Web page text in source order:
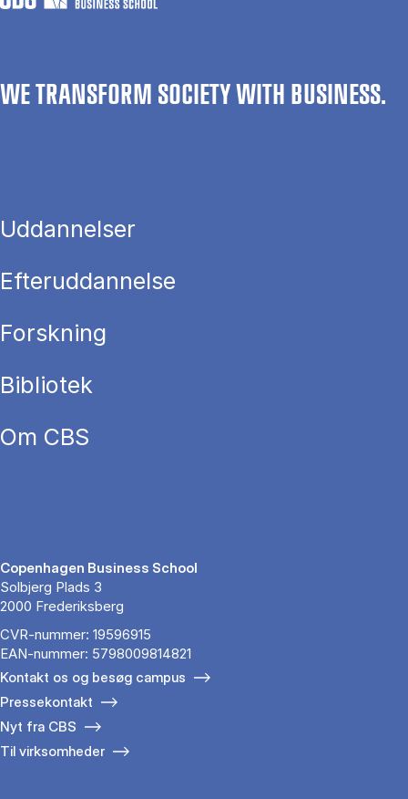
WE TRANSFORM SOCIETY WITH BUSINESS.
Uddannelser
Efteruddannelse
Forskning
Bibliotek
Om CBS
Copenhagen Business School
Solbjerg Plads 3
2000 Frederiksberg
CVR-nummer: 19596915
EAN-nummer: 5798009814821
Kontakt os og besøg campus
Pressekontakt
Nyt fra CBS
Til virksomheder